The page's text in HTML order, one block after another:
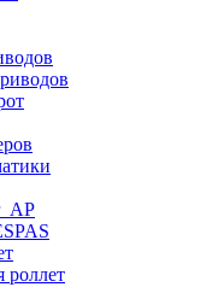
роллет